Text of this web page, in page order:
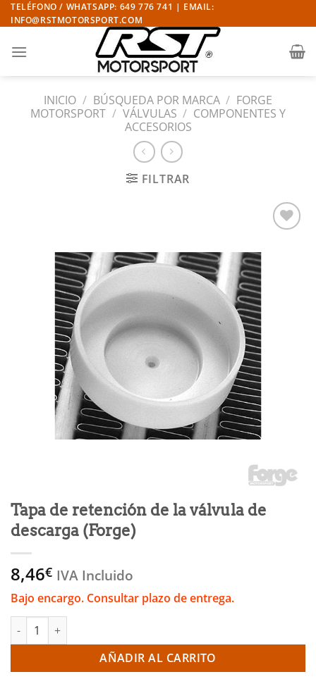
Saltar
al
TELÉFONO / WHATSAPP: 649 776 741 | EMAIL:
INFO@RSTMOTORSPORT.COM
INICIO / BÚSQUEDA POR MARCA / FORGE
MOTORSPORT / VÁLVULAS / COMPONENTES Y
ACCESORIOS
FILTRAR
Tapa de retención de la válvula de
descarga (Forge)
8,46€ IVA Incluido
Bajo encargo. Consultar plazo de entrega.
Tapa de retención de la válvula de descarga (Forge) cantidad
AÑADIR AL CARRITO